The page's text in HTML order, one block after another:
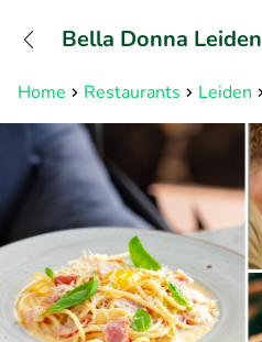
Home Restaurants Leiden
Bella Donna Leiden